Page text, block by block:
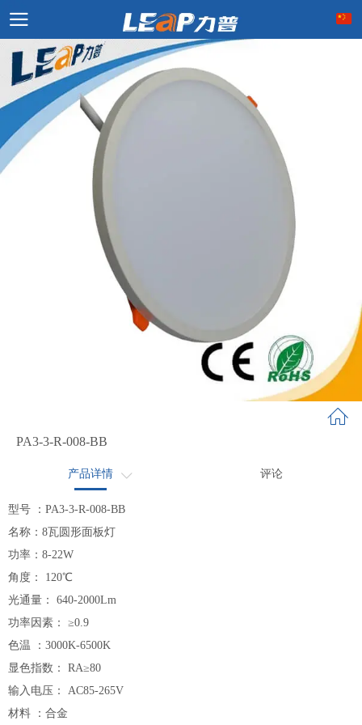
PA3-3-R-008-BB
产品详情
应用领域
系列介绍
评论
型号 ：PA3-3-R-008-BB
名称：8瓦圆形面板灯
功率：8-22W
角度： 120℃
光通量： 640-2000Lm
功率因素： ≥0.9
色温 ：3000K-6500K
显色指数： RA≥80
输入电压： AC85-265V
材料 ：合金